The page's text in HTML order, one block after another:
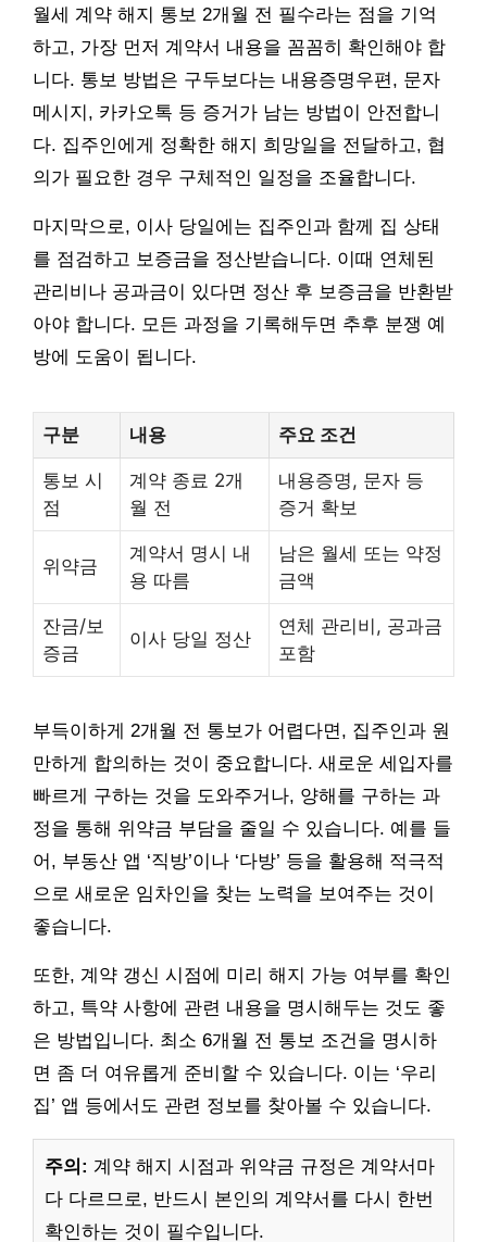
월세 계약 해지 통보 2개월 전 필수라는 점을 기억
하고, 가장 먼저 계약서 내용을 꼼꼼히 확인해야 합
니다. 통보 방법은 구두보다는 내용증명우편, 문자
메시지, 카카오톡 등 증거가 남는 방법이 안전합니
다. 집주인에게 정확한 해지 희망일을 전달하고, 협
의가 필요한 경우 구체적인 일정을 조율합니다.
마지막으로, 이사 당일에는 집주인과 함께 집 상태
를 점검하고 보증금을 정산받습니다. 이때 연체된
관리비나 공과금이 있다면 정산 후 보증금을 반환받
아야 합니다. 모든 과정을 기록해두면 추후 분쟁 예
방에 도움이 됩니다.
구분 내용 주요 조건
통보 시
점
계약 종료 2개
월 전
내용증명, 문자 등
증거 확보
위약금
계약서 명시 내
용 따름
남은 월세 또는 약정
금액
잔금/보
증금
이사 당일 정산
연체 관리비, 공과금
포함
부득이하게 2개월 전 통보가 어렵다면, 집주인과 원
만하게 합의하는 것이 중요합니다. 새로운 세입자를
빠르게 구하는 것을 도와주거나, 양해를 구하는 과
정을 통해 위약금 부담을 줄일 수 있습니다. 예를 들
어, 부동산 앱 ‘직방’이나 ‘다방’ 등을 활용해 적극적
으로 새로운 임차인을 찾는 노력을 보여주는 것이
좋습니다.
또한, 계약 갱신 시점에 미리 해지 가능 여부를 확인
하고, 특약 사항에 관련 내용을 명시해두는 것도 좋
은 방법입니다. 최소 6개월 전 통보 조건을 명시하
면 좀 더 여유롭게 준비할 수 있습니다. 이는 ‘우리
집’ 앱 등에서도 관련 정보를 찾아볼 수 있습니다.
주의: 계약 해지 시점과 위약금 규정은 계약서마
다 다르므로, 반드시 본인의 계약서를 다시 한번
확인하는 것이 필수입니다.